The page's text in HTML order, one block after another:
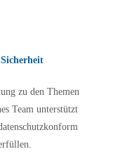
zu den Themen
Team unterstützt